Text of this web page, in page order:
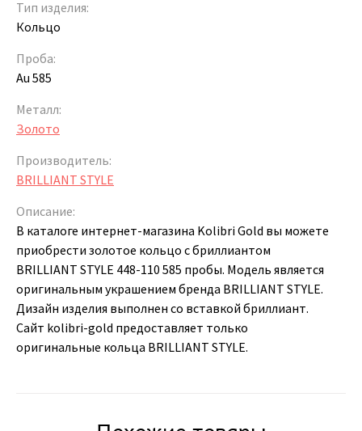
Тип изделия:
Кольцо
Проба:
Au 585
Металл:
Золото
Производитель:
BRILLIANT STYLE
Описание:
В каталоге интернет-магазина Kolibri Gold вы можете
приобрести золотое кольцо с бриллиантом
BRILLIANT STYLE 448-110 585 пробы. Модель является
оригинальным украшением бренда BRILLIANT STYLE.
Дизайн изделия выполнен со вставкой бриллиант.
Сайт kolibri-gold предоставляет только
оригинальные кольца BRILLIANT STYLE.